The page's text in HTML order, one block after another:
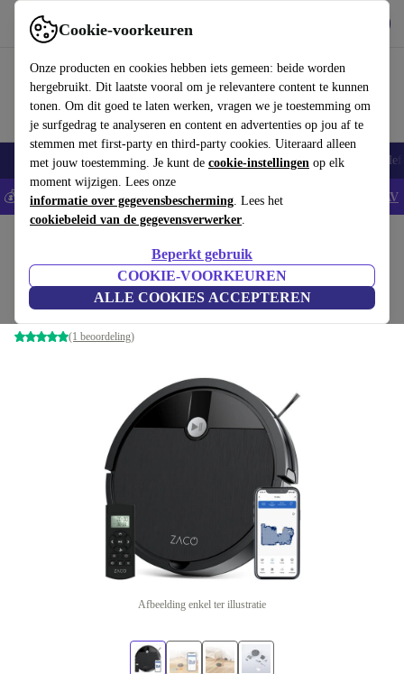
Cookie-voorkeuren
Onze producten en cookies hebben iets gemeen: beide worden
hergebruikt. Dit laatste vooral om je relevantere content te kunnen
tonen. Om dit goed te laten werken, vragen we je toestemming om
je surfgedrag te analyseren en content en advertenties op jou af te
stemmen met first-party en third-party cookies. Uiteraard alleen
met jouw toestemming. Je kunt de cookie-instellingen op elk
moment wijzigen. Lees onze
informatie over gegevensbescherming. Lees het
cookiebeleid van de gegevensverwerker.
Beperkt gebruik
COOKIE-VOORKEUREN
ALLE COOKIES ACCEPTEREN
Gebruik refurbed snel en eenvoudig
Smartphones Laptops Tablets Smartwatches Accessoires
💰Bespaar 5% EXTRA op alle iPhones - Code: IPHONEDEAL - AV
ZACO V4 Max Robotstofzuiger
zwart
(1 beoordeling)
Afbeelding enkel ter illustratie